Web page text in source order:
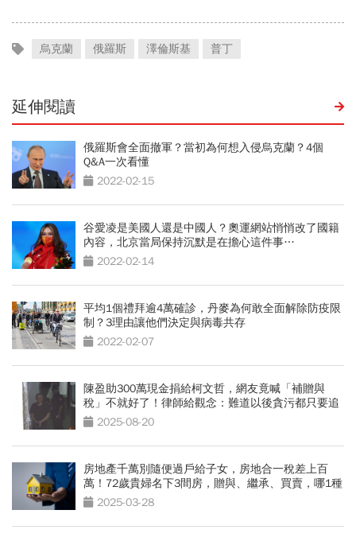
烏克蘭 俄羅斯 澤倫斯基 普丁
延伸閱讀
俄羅斯會全面撤軍？當初為何想入侵烏克蘭？4個
Q&A一次看懂
2022-02-15
谷愛凌是美國人還是中國人？奧運網站悄悄改了國籍
內容，北京當局保持沉默是在擔心這件事…
2022-02-14
平均1個禮拜逾4萬確診，丹麥為何敢全面解除防疫限
制？3理由讓他們決定與病毒共存
2022-02-07
陳盈助300萬現金捐給柯文哲，網友竟喊「補贈與
稅」不就好了！律師給觀念：難道以後貪污都只要追
稅？2025-08-20
房地產千萬別隨便過戶給子女，房地合一稅差上百
萬！72歲貴婦名下3間房，贈與、繼承、買賣，哪1種
最節稅？
2025-03-28